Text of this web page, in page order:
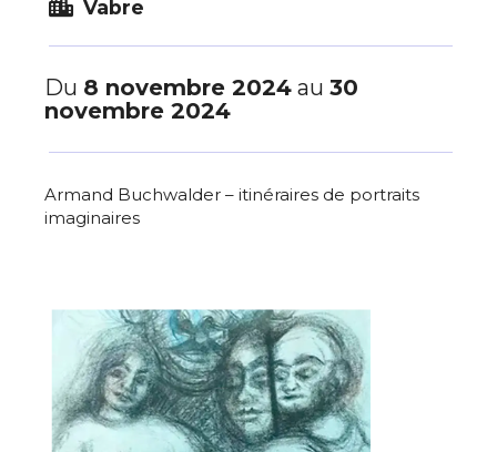
Vabre
Du 8 novembre 2024 au 30
novembre 2024
Armand Buchwalder – itinéraires de portraits
imaginaires